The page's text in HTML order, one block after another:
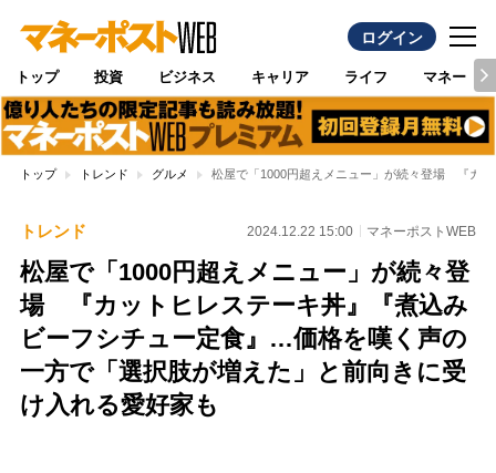
ログイン
トップ 投資 ビジネス キャリア ライフ マネー
トップ トレンド グルメ 松屋で「1000円超えメニュー」が続々登場 『カ
トレンド 2024.12.22 15:00 マネーポストWEB
松屋で「1000円超えメニュー」が続々登
場 『カットヒレステーキ丼』『煮込み
ビーフシチュー定食』…価格を嘆く声の
一方で「選択肢が増えた」と前向きに受
け入れる愛好家も